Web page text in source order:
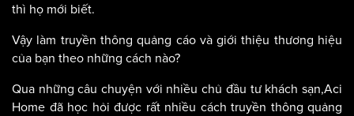
thì họ mới biết.
Vậy làm truyền thông quảng cáo và giới thiệu thương hiệu
của bạn theo những cách nào?
Qua những câu chuyện với nhiều chủ đầu tư khách sạn,Aci
Home đã học hỏi được rất nhiều cách truyền thông quảng